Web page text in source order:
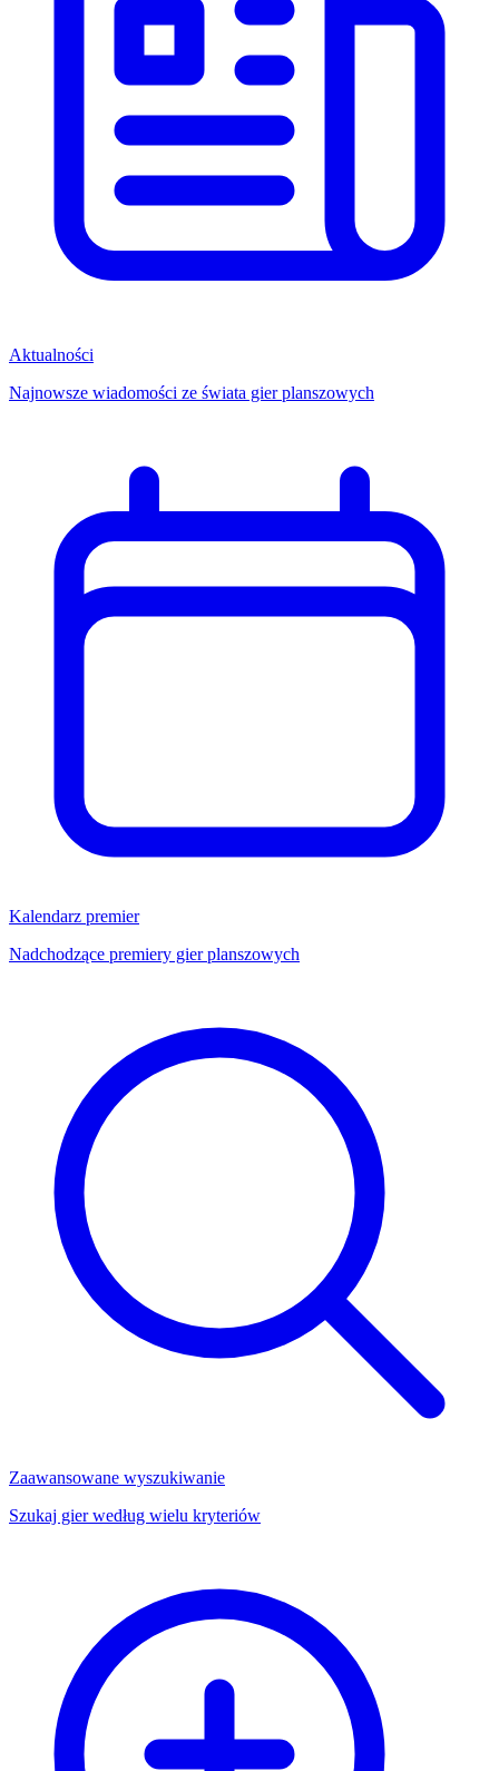
Aktualności
Najnowsze wiadomości ze świata gier planszowych
Kalendarz premier
Nadchodzące premiery gier planszowych
Zaawansowane wyszukiwanie
Szukaj gier według wielu kryteriów